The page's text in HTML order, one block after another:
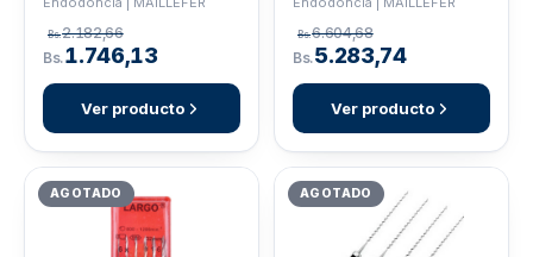
Bs.2.182,66
Bs.1.746,13
Ver producto
Bs.6.604,68
Bs.5.283,74
Ver producto
AGOTADO AGOTADO